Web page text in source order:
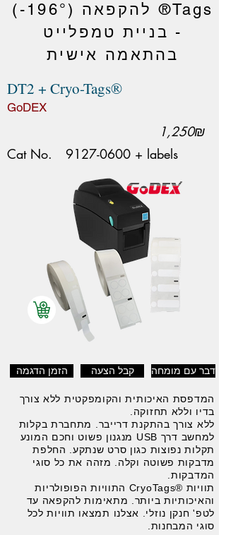
Tags® להקפאה (196°-)
- בניית טמפלייט
בהתאמה אישית
DT2 + Cryo-Tags®
GoDEX
1,250₪
Cat No.
9127-0600 + labels
הזמן הדגמה קבל הצעה דבר עם מומחה
המדפסת האיכותית והקומפקטית ללא צורך
בדיו וללא תחזוקה.
ללא צורך בהתקנת דרייבר. מתחברת בקלות
למחשב דרך USB מנגנון פשוט וחכם המונע
תקלות נפוצות כגון סרט שנתקע. החלפת
מדבקות פשוטה וקלה. מזהה את כל סוגי
המדבקות.
תוויות ®CryoTags התוויות הפופולריות
והאיכותיות ביותר. מתאימות להקפאה עד
לטפ' חנקן נוזלי. אצלנו תמצאו תוויות לכל
סוגי המבחנות.